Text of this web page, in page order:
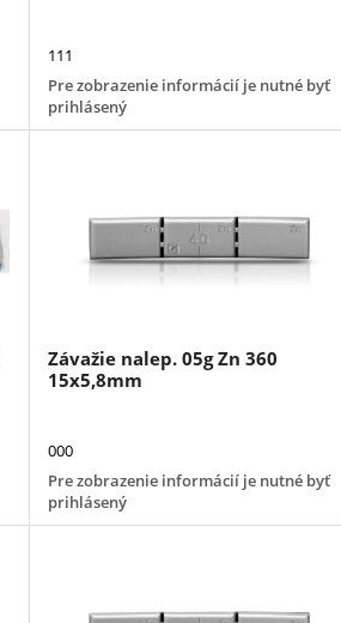
111
Pre zobrazenie informácií je nutné byť
prihlásený
Závažie nalep. 05g Zn 360
15x5,8mm
000
Pre zobrazenie informácií je nutné byť
prihlásený